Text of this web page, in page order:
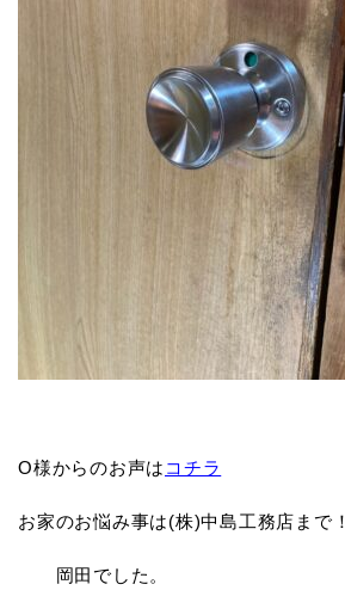
O様からのお声は コチラ
お家のお悩み事は(株)中島工務店まで！
岡田でした。